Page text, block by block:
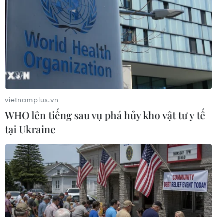
Tuyển Việt Nam giành vé
vào bán kết, vì sao ông Kim
Sang-sik vẫn không vui?
08/08/2026 03:37
Ông Kim Sang-sik trăn trở
gì về hàng phòng ngự
trước bán kết ASEAN Cup?
08/08/2026 00:13
ASEAN Cup 2026: Truyền
thông châu Á ca ngợi chiến
thắng của tuyển Việt Nam
07/08/2026 22:58
HLV Kim Sang-sik: 'Tôi
mong Đình Bắc vươn xa
hơn tầm Đông Nam Á'
07/08/2026 16:54
vietnamplus.vn
WHO lên tiếng sau vụ phá hủy kho vật tư y tế
tại Ukraine